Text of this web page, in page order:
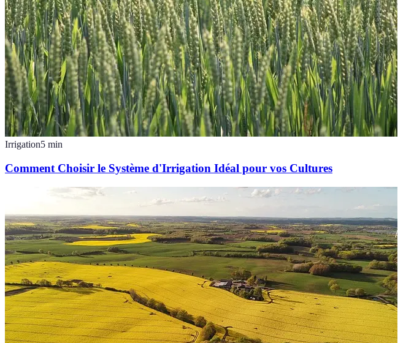
Irrigation5 min
Comment Choisir le Système d'Irrigation Idéal pour vos Cultures